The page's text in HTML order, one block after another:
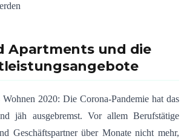
Apartments und die
Wohnen 2020: Die Corona-Pandemie hat das
jäh ausgebremst. Vor allem Berufstätige
Geschäftspartner über Monate nicht mehr,